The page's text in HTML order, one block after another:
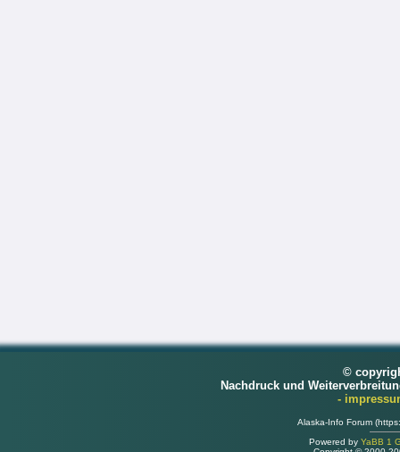
©
Nachdruck und
-
Alaska-Info Forum
Powered by YaBB 1